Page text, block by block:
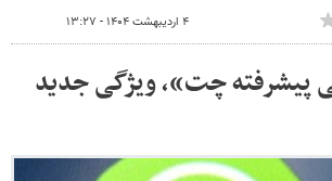
۴ اردیبهشت ۱۴۰۴ - ۱۳:۲۷
چت»، ویژگی جدید